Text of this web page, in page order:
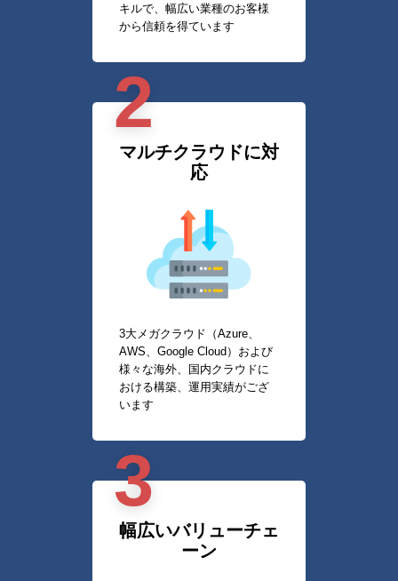
キルで、幅広い業種のお客様
から信頼を得ています
2
マルチクラウドに対
応
3大メガクラウド（Azure、
AWS、Google Cloud）および
様々な海外、国内クラウドに
おける構築、運用実績がござ
います
3
幅広いバリューチェ
ーン